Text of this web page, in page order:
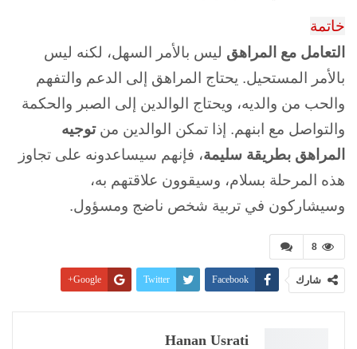
خاتمة
التعامل مع المراهق ليس بالأمر السهل، لكنه ليس
بالأمر المستحيل. يحتاج المراهق إلى الدعم والتفهم
والحب من والديه، ويحتاج الوالدين إلى الصبر والحكمة
والتواصل مع ابنهم. إذا تمكن الوالدين منتوجيه
المراهق بطريقة سليمة، فإنهم سيساعدونه على تجاوز
هذه المرحلة بسلام، وسيقوون علاقتهم به،
وسيشاركون في تربية شخص ناضج ومسؤول.
8
شارك Facebook
Twitter
Google+
Linkedin
Hanan Usrati